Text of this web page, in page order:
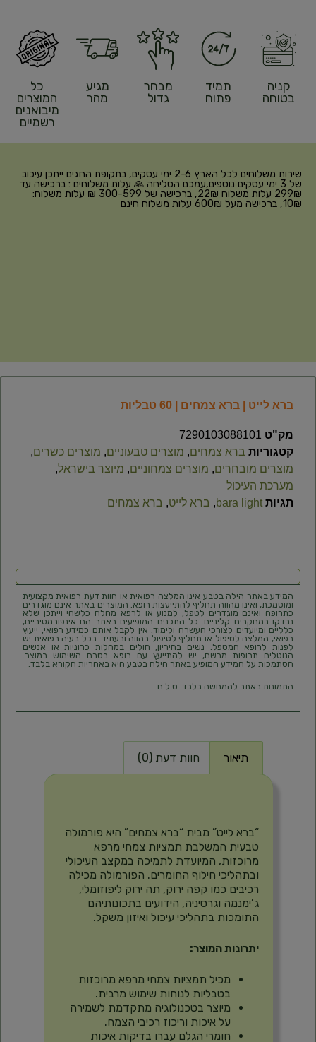
קניה
בטוחה
תמיד
פתוח
מבחר
גדול
מגיע
מהר
כל
המוצרים
מיבואנים
רשמיים
שירות משלוחים לכל הארץ 2-6 ימי עסקים, בתקופת החגים ייתכן עיכוב
של 3 ימי עסקים נוספים,עמכם הסליחה 🙏 עלות משלוחים : ברכישה עד
299₪ עלות משלוח 22₪, ברכישה של 300-599 ₪ עלות משלוח:
10₪, ברכישה מעל 600₪ עלות משלוח חינם
ברא לייט | ברא צמחים | 60 טבליות
מק"ט 7290103088101
קטגוריות ברא צמחים, מוצרים טבעוניים, מוצרים כשרים,
מוצרים מובחרים, מוצרים צמחוניים, מיוצר בישראל,
מערכת העיכול
תגיות bara light
, ברא לייט, ברא צמחים
המידע באתר הילה בטבע אינו המלצה רפואית או חוות דעת רפואית מקצועית
ומוסמכת, ואינו מהווה תחליף להתייעצות רופא. המוצרים באתר אינם מוגדרים
כתרופה ואינם מוגדרים לטפל, למנוע או לרפא מחלה כלשהי וייתכן שלא
נבדקו במחקרים קליניים. כל התכנים המופיעים באתר הם אינפורמטיביים,
כלליים ומיועדים לצורכי העשרה ולימוד. אין לקבל אותם כמידע רפואי, ייעוץ
רפואי, המלצה לטיפול או תחליף לטיפול בהווה ובעתיד. בכל בעיה רפואית יש
לפנות לרופא המטפל. נשים בהיריון, חולים במחלות כרוניות או אנשים
הנוטלים תרופות מרשם, יש להתייעץ עם רופא בטרם השימוש במוצר.
הסתמכות על המידע המופיע באתר הילה בטבע היא באחריות הקורא בלבד.
התמונות באתר להמחשה בלבד. ט.ל.ח
תיאור חוות דעת (0)
“ברא לייט” מבית “ברא צמחים” היא פורמולה
טבעית המשלבת תמציות צמחי מרפא
מרוכזות, המיועדת לתמיכה במקצב העיכולי
ובתהליכי חילוף החומרים. הפורמולה מכילה
רכיבים כמו קפה ירוק, תה ירוק ליפוזומלי,
ג’ימנמה וגרסיניה, הידועים בתכונותיהם
התומכות בתהליכי עיכול ואיזון משקל.
יתרונות המוצר:
מכיל תמציות צמחי מרפא מרוכזות
בטבליות לנוחות שימוש מרבית.
מיוצר בטכנולוגיה מתקדמת לשמירה
על איכות וריכוז רכיבי הצמח.
חומרי הגלם עברו בדיקות איכות